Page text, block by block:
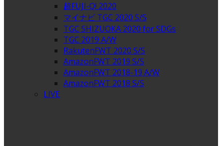
超FUJI-Q! 2020
マイナビ TGC 2020 S/S
TGC SHIZUOKA 2020 for SDGs
TGC 2019 A/W
RakutenFWT 2020 S/S
AmazonFWT 2019 S/S
AmazonFWT 2018-19 A/W
AmazonFWT 2018 S/S
LIVE